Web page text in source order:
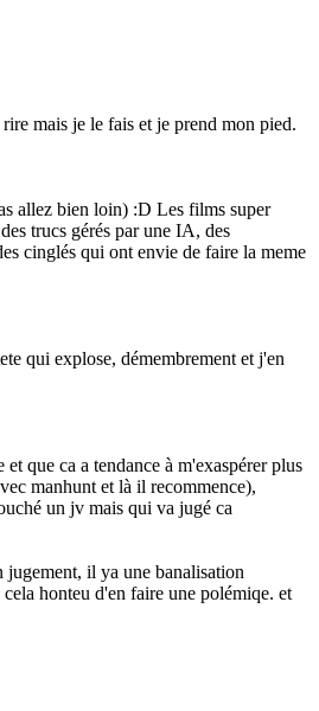
mais je le fais et je prend mon pied.
allez bien loin) :D Les films super
trucs gérés par une IA, des
cinglés qui ont envie de faire la meme
qui explose, démembrement et j'en
que ca a tendance à m'exaspérer plus
manhunt et là il recommence),
un jv mais qui va jugé ca
il ya une banalisation
honteu d'en faire une polémiqe. et